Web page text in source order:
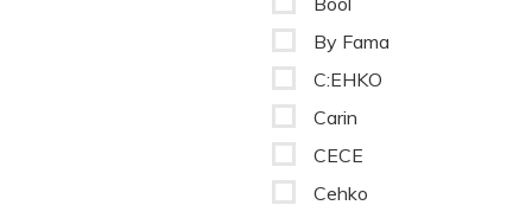
By Fama
C:EHKO
Carin
CECE
Cehko